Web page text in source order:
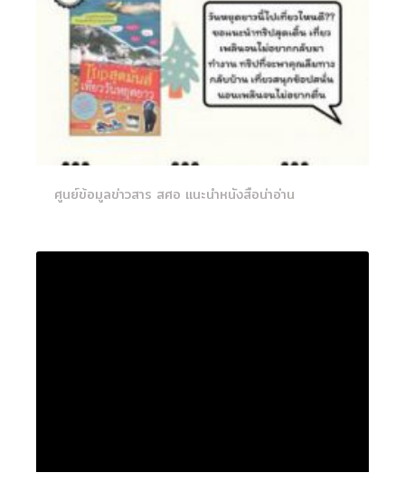
ศูนย์ข้อมูลข่าวสาร สศอ แนะนำหนังสือน่าอ่าน